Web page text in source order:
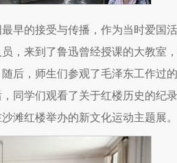
早的接受与传播，作为当时爱国
，来到了鲁迅曾经授课的大教室
后，师生们参观了毛泽东工作过
同学们观看了关于红楼历史的纪
滩红楼举办的新文化运动主题展。